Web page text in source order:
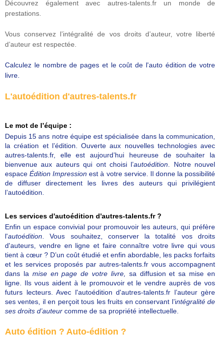
Découvrez également avec autres-talents.fr un monde de
prestations.
Vous conservez l’intégralité de vos droits d’auteur, votre liberté
d’auteur est respectée.
Calculez le nombre de pages et le coût de l'auto édition de votre
livre.
L'autoédition d'autres-talents.fr
Le mot de l’équipe :
Depuis 15 ans notre équipe est spécialisée dans la communication,
la création et l’édition. Ouverte aux nouvelles technologies avec
autres-talents.fr, elle est aujourd’hui heureuse de souhaiter la
bienvenue aux auteurs qui ont choisi l’autoédition . Notre nouvel
espaceÉdition Impression est à votre service. Il donne la possibilité
de diffuser directement les livres des auteurs qui privilégient
l’autoédition.
Les services d'autoédition d'autres-talents.fr ?
Enfin un espace convivial pour promouvoir les auteurs, qui préfère
l'autoédition . Vous souhaitez, conserver la totalité vos droits
d'auteurs, vendre en ligne et faire connaître votre livre qui vous
tient à cœur ? D’un coût étudié et enfin abordable, les packs forfaits
et les services proposés par autres-talents.fr vous accompagnent
dans la mise en page de votre livre,
sa diffusion et sa mise en
ligne. Ils vous aident à le promouvoir et le vendre auprès de vos
futurs lecteurs. Avec l'autoédition d'autres-talents.fr l’auteur gère
ses ventes, il en perçoit tous les fruits en conservant l’intégralité de
ses droits d’auteur comme de sa propriété intellectuelle.
Auto édition ? Auto-édition ?